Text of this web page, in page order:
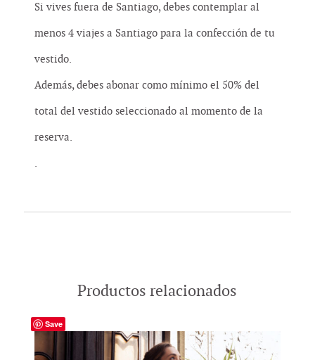
Si vives fuera de Santiago, debes contemplar al
menos 4 viajes a Santiago para la confección de tu
vestido.
Además, debes abonar como mínimo el 50% del
total del vestido seleccionado al momento de la
reserva.
.
Productos relacionados
Save